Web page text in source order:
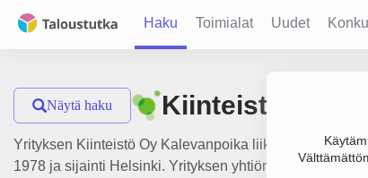
Haku Toimialat Uudet
Näytä haku Kiinteistö Oy
Yrityksen Kiinteistö Oy Kalevanpoika liikevaihto on
1978 ja sijainti Helsinki. Yrityksen yhtiömuoto